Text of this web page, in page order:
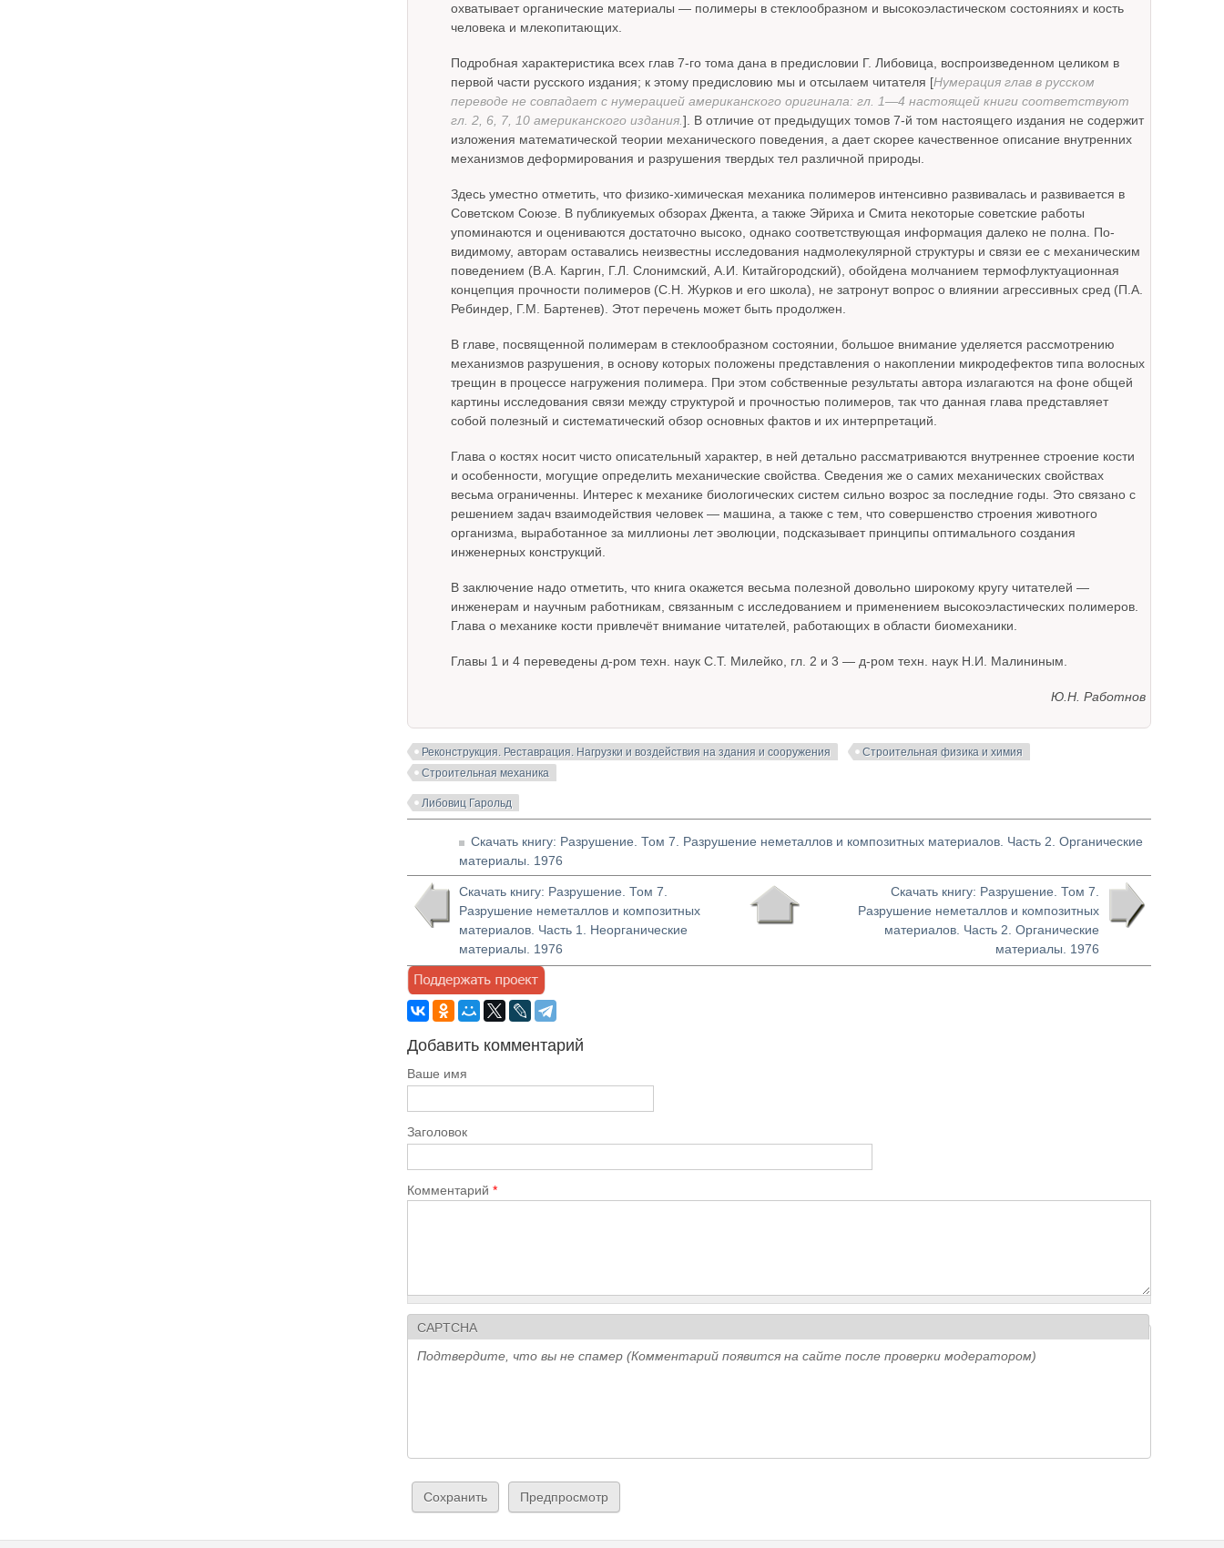
охватывает органические материалы — полимеры в стеклообразном и высокоэластическом состояниях и кость
человека и млекопитающих.
Подробная характеристика всех глав 7-го тома дана в предисловии Г. Либовица, воспроизведенном целиком в
первой части русского издания; к этому предисловию мы и отсылаем читателя [Нумерация глав в русском
переводе не совпадает с нумерацией американского оригинала: гл. 1—4 настоящей книги соответствуют
гл. 2, 6, 7, 10 американского издания.]. В отличие от предыдущих томов 7-й том настоящего издания не содержит
изложения математической теории механического поведения, а дает скорее качественное описание внутренних
механизмов деформирования и разрушения твердых тел различной природы.
Здесь уместно отметить, что физико-химическая механика полимеров интенсивно развивалась и развивается в
Советском Союзе. В публикуемых обзорах Джента, а также Эйриха и Смита некоторые советские работы
упоминаются и оцениваются достаточно высоко, однако соответствующая информация далеко не полна. По-
видимому, авторам оставались неизвестны исследования надмолекулярной структуры и связи ее с механическим
поведением (В.А. Каргин, Г.Л. Слонимский, А.И. Китайгородский), обойдена молчанием термофлуктуационная
концепция прочности полимеров (С.Н. Журков и его школа), не затронут вопрос о влиянии агрессивных сред (П.А.
Ребиндер, Г.М. Бартенев). Этот перечень может быть продолжен.
В главе, посвященной полимерам в стеклообразном состоянии, большое внимание уделяется рассмотрению
механизмов разрушения, в основу которых положены представления о накоплении микродефектов типа волосных
трещин в процессе нагружения полимера. При этом собственные результаты автора излагаются на фоне общей
картины исследования связи между структурой и прочностью полимеров, так что данная глава представляет
собой полезный и систематический обзор основных фактов и их интерпретаций.
Глава о костях носит чисто описательный характер, в ней детально рассматриваются внутреннее строение кости
и особенности, могущие определить механические свойства. Сведения же о самих механических свойствах
весьма ограниченны. Интерес к механике биологических систем сильно возрос за последние годы. Это связано с
решением задач взаимодействия человек — машина, а также с тем, что совершенство строения животного
организма, выработанное за миллионы лет эволюции, подсказывает принципы оптимального создания
инженерных конструкций.
В заключение надо отметить, что книга окажется весьма полезной довольно широкому кругу читателей —
инженерам и научным работникам, связанным с исследованием и применением высокоэластических полимеров.
Глава о механике кости привлечёт внимание читателей, работающих в области биомеханики.
Главы 1 и 4 переведены д-ром техн. наук С.Т. Милейко, гл. 2 и 3 — д-ром техн. наук Н.И. Малининым.
Ю.Н. Работнов
Реконструкция. Реставрация. Нагрузки и воздействия на здания и сооружения
Строительная физика и химия
Строительная механика
Либовиц Гарольд
Скачать книгу: Разрушение. Том 7. Разрушение неметаллов и композитных материалов. Часть 2. Органические
материалы. 1976
Скачать книгу: Разрушение. Том 7.
Разрушение неметаллов и композитных
материалов. Часть 1. Неорганические
материалы. 1976
Скачать книгу: Разрушение. Том 7.
Разрушение неметаллов и композитных
материалов. Часть 2. Органические
материалы. 1976
Добавить комментарий
Ваше имя
Заголовок
Комментарий*
CAPTCHA
Подтвердите, что вы не спамер (Комментарий появится на сайте после проверки модератором)